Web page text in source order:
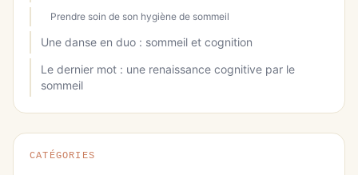
Prendre soin de son hygiène de sommeil
Une danse en duo : sommeil et cognition
Le dernier mot : une renaissance cognitive par le
sommeil
CATÉGORIES